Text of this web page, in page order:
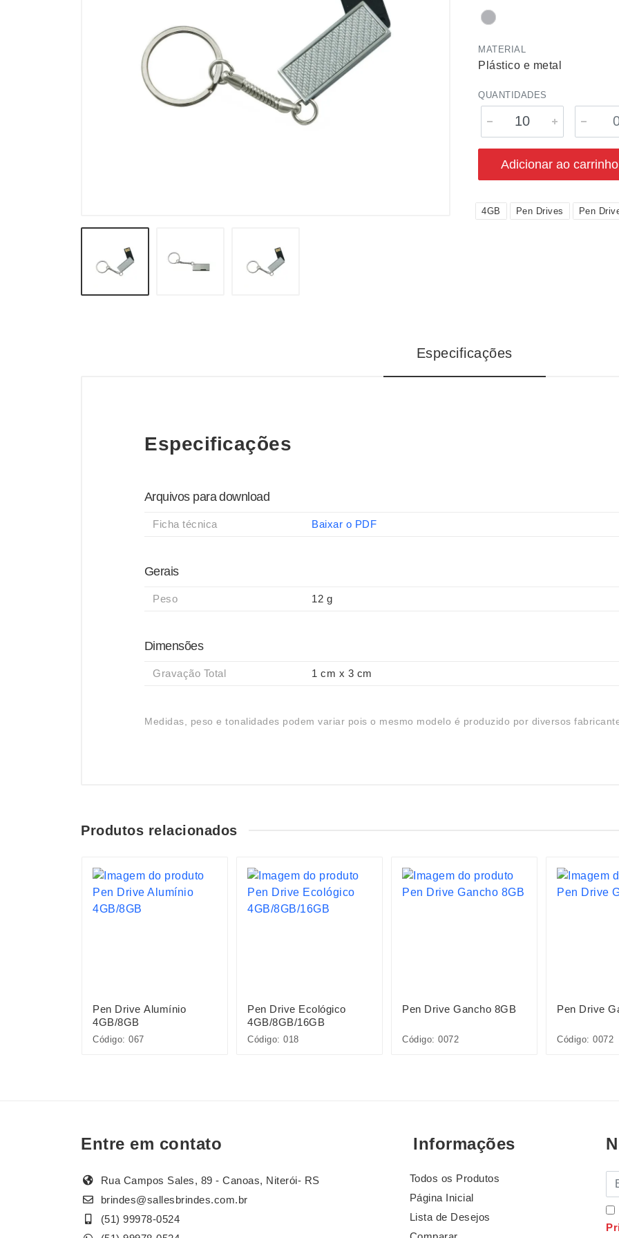
MATERIAL
Plástico e metal
QUANTIDADES
Adicionar ao carrinho
4GB Pen Drives Pen
Especificações
Especificações
Arquivos para download
Ficha técnica Baixar o PDF
Gerais
Peso 12 g
Dimensões
Gravação Total 1 cm x 3 cm
Medidas, peso e tonalidades podem variar pois o mesmo modelo é produzido por diversos
Produtos relacionados
Pen Drive Alumínio
4GB/8GB
Código: 067
Pen Drive Ecológico
4GB/8GB/16GB
Código: 018
Pen Drive Gancho 8GB
Código: 0072
Pen Drive
Código: 0072
Entre em contato
Rua Campos Sales, 89 - Canoas, Niterói- RS
brindes@sallesbrindes.com.br
(51) 99978-0524
Informações
Todos os Produtos
Página Inicial
Lista de Desejos